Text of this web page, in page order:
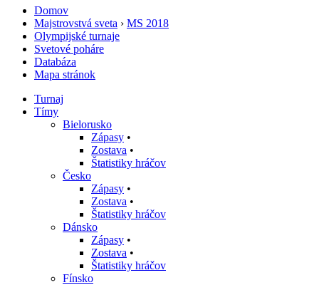
Domov
Majstrovstvá sveta › MS 2018
Olympijské turnaje
Svetové poháre
Databáza
Mapa stránok
Turnaj
Tímy
Bielorusko
Zápasy •
Zostava •
Štatistiky hráčov
Česko
Zápasy •
Zostava •
Štatistiky hráčov
Dánsko
Zápasy •
Zostava •
Štatistiky hráčov
Fínsko